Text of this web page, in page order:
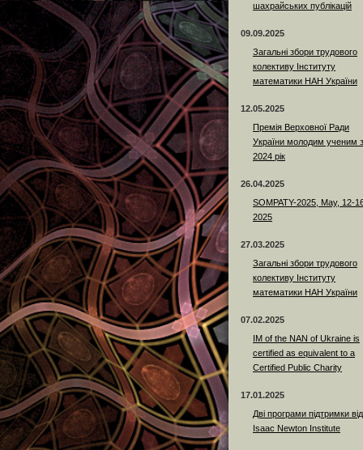
шахрайських публікацій
09.09.2025
Загальні збори трудового
колективу Інституту
математики НАН України
12.05.2025
Премія Верховної Ради
України молодим ученим
2024 рік
26.04.2025
SOMPATY-2025, May, 12-
2025
27.03.2025
Загальні збори трудового
колективу Інституту
математики НАН України
07.02.2025
IM of the NAN of Ukraine is
certified as equivalent to a
Certified Public Charity
17.01.2025
Дві програми підтримки від
Isaac Newton Institute